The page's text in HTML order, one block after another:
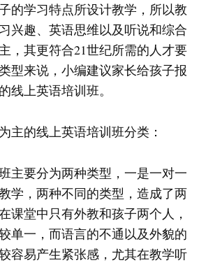
的学习特点所设计教学，所以教
兴趣、英语思维以及听说和综合
，其更符合21世纪所需的人才要
型来说，小编建议家长给孩子报
线上英语培训班。
的线上英语培训班分类：
要分为两种类型，一是一对一
学，两种不同的类型，造成了两
课堂中只有外教和孩子两个人，
单一，而语言的不通以及外貌的
容易产生紧张感，尤其在教学听